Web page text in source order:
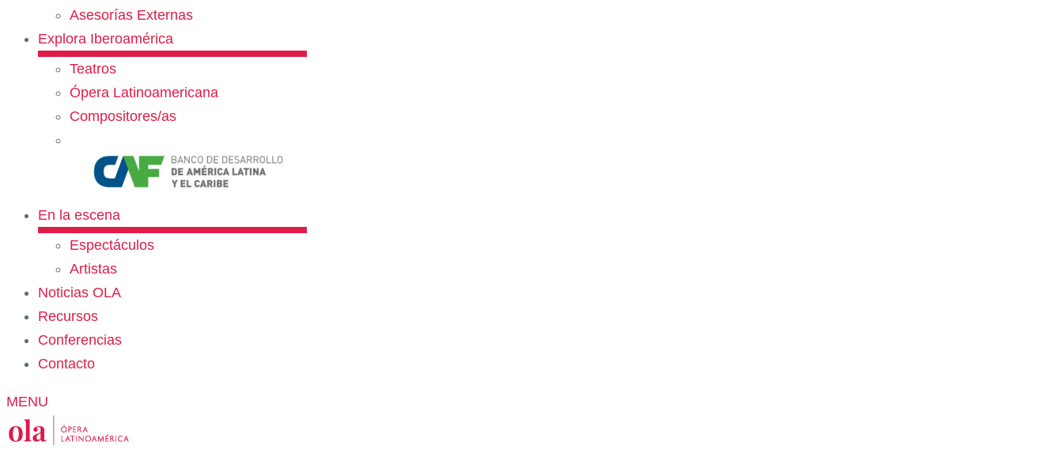
Asesorías Externas
Explora Iberoamérica
Teatros
Ópera Latinoamericana
Compositores/as
En la escena
Espectáculos
Artistas
Noticias OLA
Recursos
Conferencias
Contacto
MENU